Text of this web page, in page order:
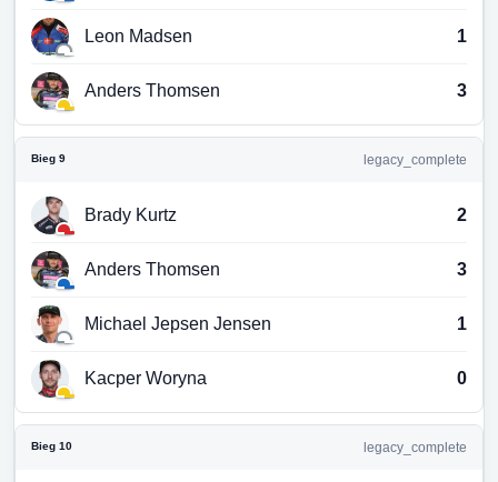
Leon Madsen 1
Anders Thomsen 3
Bieg 9 legacy_complete
Brady Kurtz 2
Anders Thomsen 3
Michael Jepsen Jensen 1
Kacper Woryna 0
Bieg 10 legacy_complete